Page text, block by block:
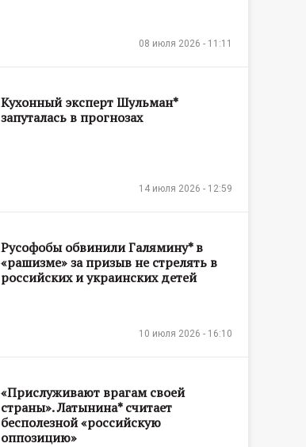
08 июля 2026 - 11:11
Кухонный эксперт Шульман*
запуталась в прогнозах
14 июля 2026 - 12:59
Русофобы обвинили Галямину* в
«рашизме» за призыв не стрелять в
российских и украинских детей
10 июля 2026 - 16:10
«Прислуживают врагам своей
страны». Латынина* считает
бесполезной «российскую
оппозицию»